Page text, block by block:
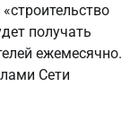
получать
ежемесячно.
Сети